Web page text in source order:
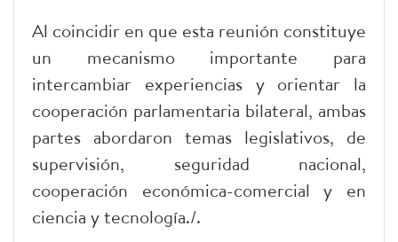
Al coincidir en que esta reunión constituye
un mecanismo importante para
intercambiar experiencias y orientar la
cooperación parlamentaria bilateral, ambas
partes abordaron temas legislativos, de
supervisión, seguridad nacional,
cooperación económica-comercial y en
ciencia y tecnología./.